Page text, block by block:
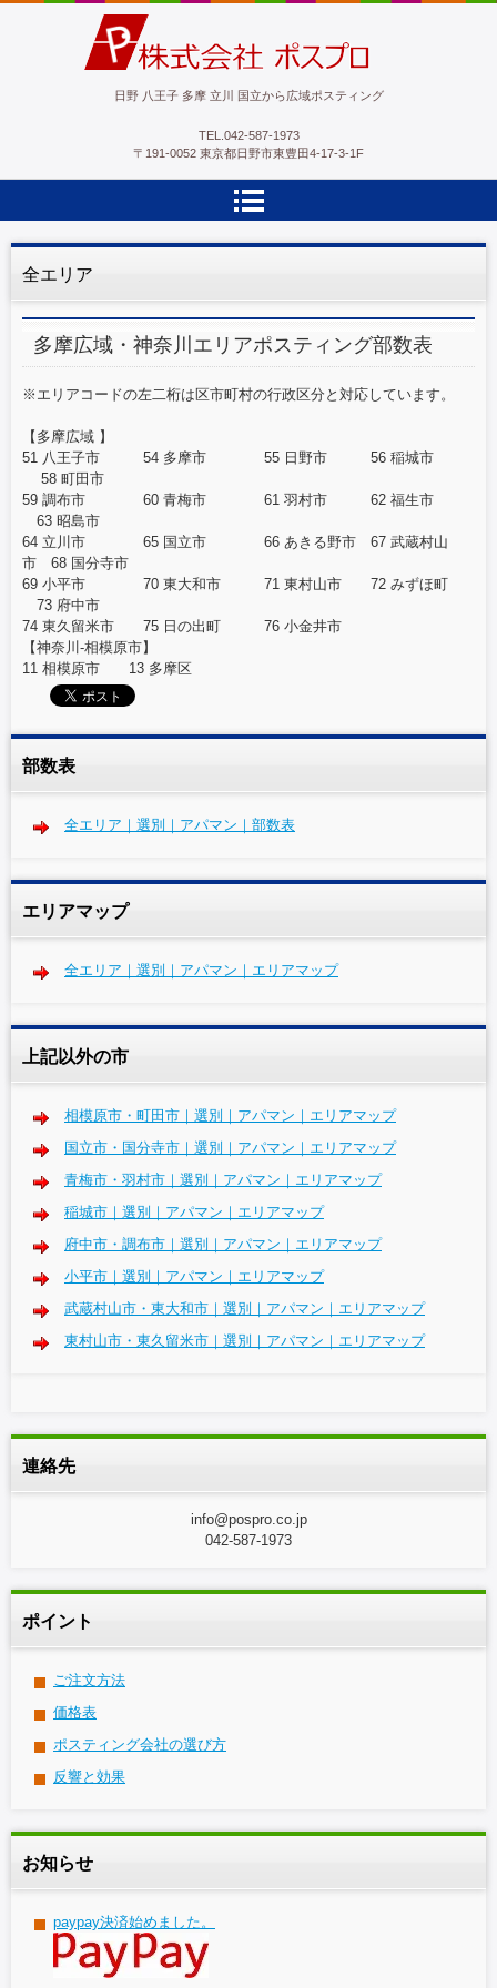
ポスプロ|GPSポスティング100％
日野 八王子 多摩 立川 国立から広域ポスティング
TEL. 042-587-1973
〒191-0052 東京都日野市東豊田4-17-3-1F
全エリア
多摩広域・神奈川エリアポスティング部数表
※エリアコードの左二桁は区市町村の行政区分と対応しています。
【多摩広域 】
51 八王子市 54 多摩市 55 日野市 56 稲城市
58 町田市
59 調布市 60 青梅市 61 羽村市 62 福生市
63 昭島市
64 立川市 65 国立市 66 あきる野市 67 武蔵村山
市 68 国分寺市
69 小平市 70 東大和市 71 東村山市 72 みずほ町
73 府中市
74 東久留米市 75 日の出町 76 小金井市
【神奈川-相模原市】
11 相模原市 13 多摩区
部数表
全エリア｜選別｜アパマン｜部数表
エリアマップ
全エリア｜選別｜アパマン｜エリアマップ
上記以外の市
相模原市・町田市｜選別｜アパマン｜エリアマップ
国立市・国分寺市｜選別｜アパマン｜エリアマップ
青梅市・羽村市｜選別｜アパマン｜エリアマップ
稲城市｜選別｜アパマン｜エリアマップ
府中市・調布市｜選別｜アパマン｜エリアマップ
小平市｜選別｜アパマン｜エリアマップ
武蔵村山市・東大和市｜選別｜アパマン｜エリアマップ
東村山市・東久留米市｜選別｜アパマン｜エリアマップ
連絡先
info@pospro.co.jp
042-587-1973
ポイント
ご注文方法
価格表
ポスティング会社の選び方
反響と効果
お知らせ
paypay決済始めました。